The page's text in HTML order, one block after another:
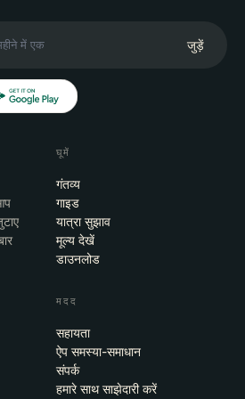
जुड़ें
घूमें
गंतव्य
गाइड
यात्रा सुझाव
मूल्य देखें
डाउनलोड
मदद
सहायता
ऐप समस्या-समाधान
संपर्क
हमारे साथ साझेदारी करें